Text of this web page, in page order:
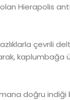
Hierapolis
çevrili
kaplumbağa
doğru